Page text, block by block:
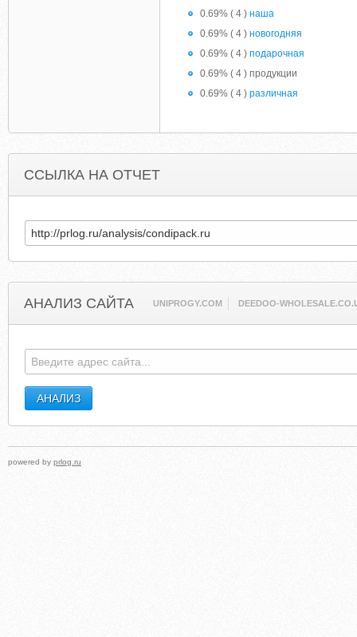
0.69% ( 4 ) наша
0.69% ( 4 ) новогодняя
0.69% ( 4 ) подарочная
0.69% ( 4 ) продукции
0.69% ( 4 ) различная
ССЫЛКА НА ОТЧЕТ
АНАЛИЗ САЙТА UNIPROGY.COM DEEDOO-
powered by prlog.ru